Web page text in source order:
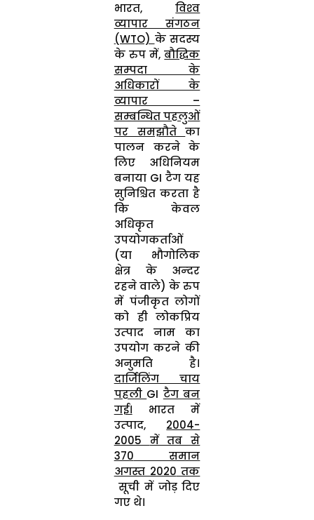
भारत,विश्‍व
व्‍यापार संगठन
(WTO) के सदस्‍य
के रुप में,बौद्धिक
सम्‍पदा के
अधिकारों के
व्‍यापार –
सम्‍बन्धित पहलुओं
पर समझौतेका
पालन करने के
लिए अधिनियम
बनाया GI टैग यह
सुनिश्चित करता है
कि केवल
अधिकृत
उपयोगकर्ताओं
(या भौगोलिक
क्षेत्र के अन्‍दर
रहने वाले) के रुप
में पंजीकृत लोगों
को ही लोकप्रिय
उत्‍पाद नाम का
उपयोग करने की
अनुमति है।
दार्जिलिंग चाय
पहली GI टैग बन
गई। भारत में
उत्‍पाद, 2004-
2005 में तब से
370 समान
अगस्‍त 2020 तक
सूची में जोड़ दिए
गए थे।